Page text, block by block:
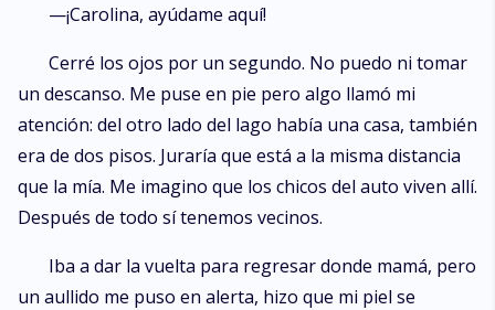
—¡Carolina, ayúdame aquí!
Cerré los ojos por un segundo. No puedo ni tomar
un descanso. Me puse en pie pero algo llamó mi
atención: del otro lado del lago había una casa, también
era de dos pisos. Juraría que está a la misma distancia
que la mía. Me imagino que los chicos del auto viven allí.
Después de todo sí tenemos vecinos.
Iba a dar la vuelta para regresar donde mamá, pero
un aullido me puso en alerta, hizo que mi piel se